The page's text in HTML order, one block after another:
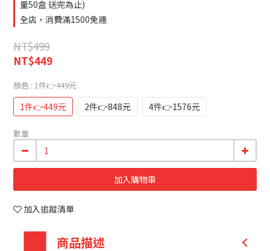
量50盒 送完為止)
全店，消費滿1500免運
NT$499
NT$449
顏色 : 1件👉449元
1件👉449元 2件👉848元 4件👉1576元
數量
加入購物車
加入追蹤清單
商品描述